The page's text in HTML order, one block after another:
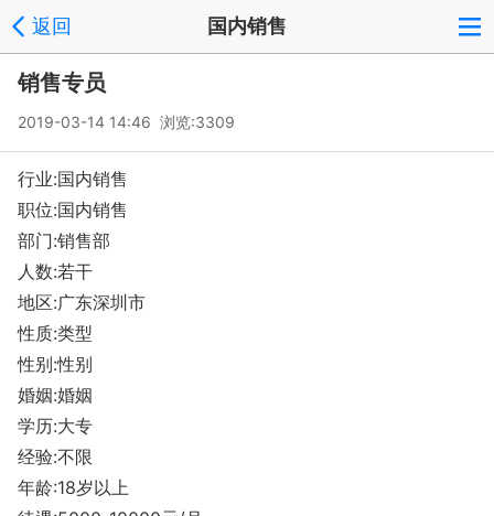
返回 国内销售
销售专员
2019-03-14 14:46 浏览:3309
行业:国内销售
职位:国内销售
部门:销售部
人数:若干
地区:广东深圳市
性质:类型
性别:性别
婚姻:婚姻
学历:大专
经验:不限
年龄:18岁以上